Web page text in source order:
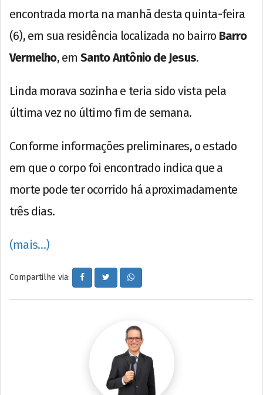
encontrada morta na manhã desta quinta-feira
(6), em sua residência localizada no bairro Barro
Vermelho, em Santo Antônio de Jesus.
Linda morava sozinha e teria sido vista pela
última vez no último fim de semana.
Conforme informações preliminares, o estado
em que o corpo foi encontrado indica que a
morte pode ter ocorrido há aproximadamente
três dias.
(mais…)
Compartilhe via: